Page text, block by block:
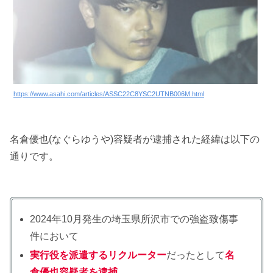
https://www.asahi.com/articles/ASSC22C8YSC2UTNB006M.html
名倉優也(なぐらゆうや)容疑者が逮捕された経緯は以下の
通りです。
2024年10月発生の埼玉県所沢市での強盗致傷事
件において
実行役を派遣するリクルーターだったとして名